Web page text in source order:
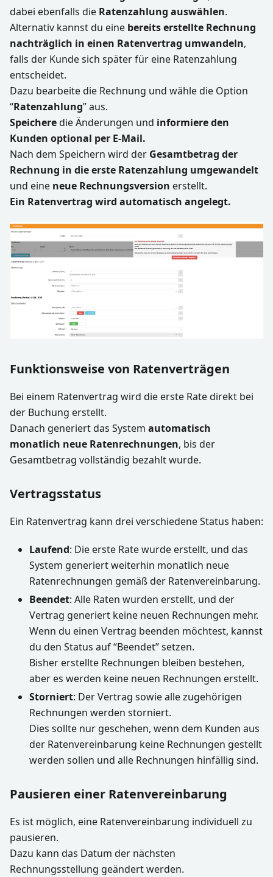
dabei ebenfalls die Ratenzahlung auswählen.
Alternativ kannst du eine bereits erstellte Rechnung
nachträglich in einen Ratenvertrag umwandeln,
falls der Kunde sich später für eine Ratenzahlung
entscheidet.
Dazu bearbeite die Rechnung und wähle die Option
“Ratenzahlung” aus.
Speicheredie Änderungen und informiere den
Kunden optional per E-Mail.
Nach dem Speichern wird der Gesamtbetrag der
Rechnung in die erste Ratenzahlung umgewandelt
und eine neue Rechnungsversion erstellt.
Ein Ratenvertrag wird automatisch angelegt.
Funktionsweise von Ratenverträgen
Bei einem Ratenvertrag wird die erste Rate direkt bei
der Buchung erstellt.
Danach generiert das System automatisch
monatlich neue Ratenrechnungen, bis der
Gesamtbetrag vollständig bezahlt wurde.
Vertragsstatus
Ein Ratenvertrag kann drei verschiedene Status haben:
Laufend: Die erste Rate wurde erstellt, und das
System generiert weiterhin monatlich neue
Ratenrechnungen gemäß der Ratenvereinbarung.
Beendet: Alle Raten wurden erstellt, und der
Vertrag generiert keine neuen Rechnungen mehr.
Wenn du einen Vertrag beenden möchtest, kannst
du den Status auf “Beendet” setzen.
Bisher erstellte Rechnungen bleiben bestehen,
aber es werden keine neuen Rechnungen erstellt.
Storniert: Der Vertrag sowie alle zugehörigen
Rechnungen werden storniert.
Dies sollte nur geschehen, wenn dem Kunden aus
der Ratenvereinbarung keine Rechnungen gestellt
werden sollen und alle Rechnungen hinfällig sind.
Pausieren einer Ratenvereinbarung
Es ist möglich, eine Ratenvereinbarung individuell zu
pausieren.
Dazu kann das Datum der nächsten
Rechnungsstellung geändert werden.